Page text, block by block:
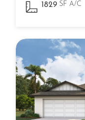
1829 SF A/C